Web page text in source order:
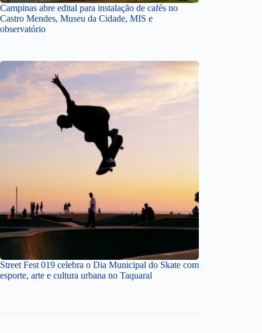
Campinas abre edital para instalação de cafés no
Castro Mendes, Museu da Cidade, MIS e
observatório
Street Fest 019 celebra o Dia Municipal do Skate com
esporte, arte e cultura urbana no Taquaral